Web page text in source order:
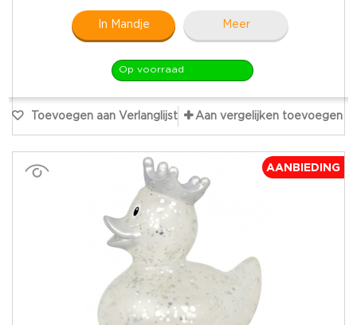
In Mandje Meer
Op voorraad
Toevoegen aan Verlanglijst Aan vergelijken toevoegen
AANBIEDING